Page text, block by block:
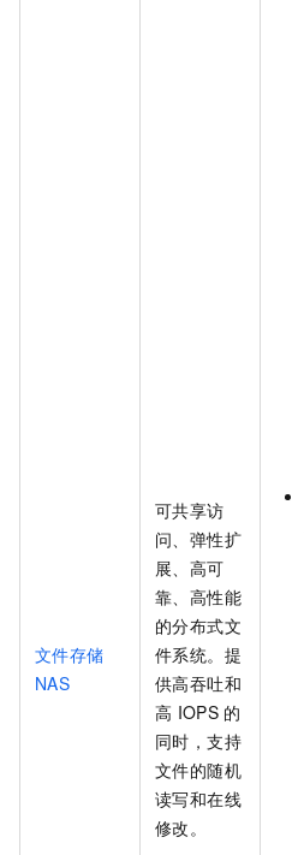
文件存储
NAS
可共享访
问、弹性扩
展、高可
靠、高性能
的分布式文
件系统。提
供高吞吐和
高 IOPS 的
同时，支持
文件的随机
读写和在线
修改。